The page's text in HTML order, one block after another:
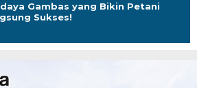
Gambas yang Bikin Petani
Sukses!